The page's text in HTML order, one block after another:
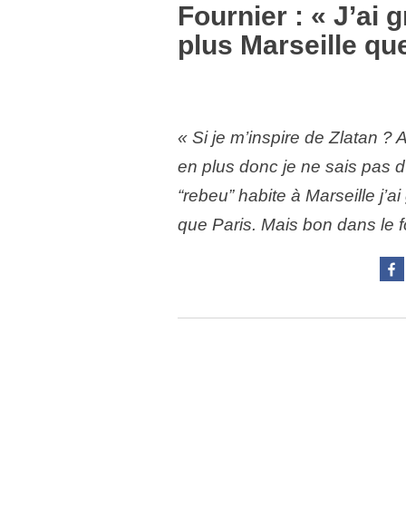
Fournier : « J’ai
plus Marseille
« Si je m’inspire de Zlatan ?
en plus donc je ne sais pas
“rebeu” habite à Marseille
que Paris. Mais bon dans le